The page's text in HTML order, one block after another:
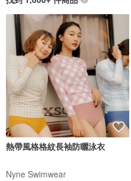
熱帶風格格紋長袖防曬泳衣
Nyne Swimwear